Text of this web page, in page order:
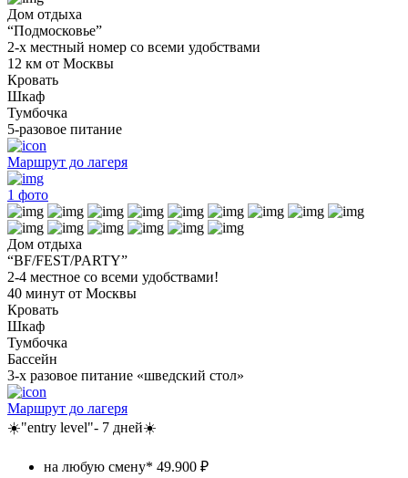
Дом отдыха
“Подмосковье”
2-х местный номер со всеми удобствами
12 км от Москвы
Кровать
Шкаф
Тумбочка
5-разовое питание
Маршрут до лагеря
1 фото
Дом отдыха
“BF/FEST/PARTY”
2-4 местное со всеми удобствами!
40 минут от Москвы
Кровать
Шкаф
Тумбочка
Бассейн
3-х разовое питание «шведский стол»
Маршрут до лагеря
☀️"entry level"- 7 дней☀️
на любую смену* 49.900 ₽